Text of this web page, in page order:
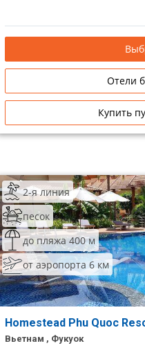
Отели
Купить
2-я линия
песок
до пляжа 400 м
от аэропорта 6 км
Homestead Phu Quoc
Вьетнам , Фукуок